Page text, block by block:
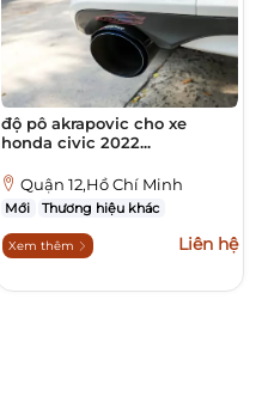
độ pô akrapovic cho xe
honda civic 2022...
Quận 12,Hồ Chí Minh
Mới Thương hiệu khác
Xem thêm Liên hệ